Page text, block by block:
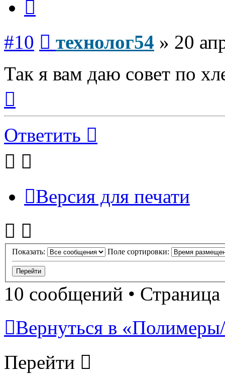
#10 технолог54 » 20
Так я вам даю совет по
началу
Ответить
Версия для печати
Показать: Поле сортировки:
10 сообщений • Страница
Вернуться в
Перейти